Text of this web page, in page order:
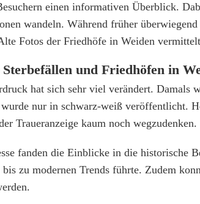
einen informativen Überblick.
wandeln. Während früher
Fotos der Friedhöfe in Weiden
und Friedhöfen in
hat sich sehr viel verändert. Damals
wurde nur in schwarz-weiß veröffentlicht.
Traueranzeige kaum noch wegzudenken.
fanden die Einblicke in die historische
zu modernen Trends führte. Zudem